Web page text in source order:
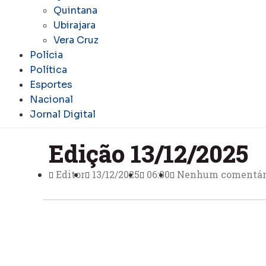
Quintana
Ubirajara
Vera Cruz
Polícia
Política
Esportes
Nacional
Jornal Digital
Edição 13/12/2025
Editor 13/12/2025 06:00 Nenhum